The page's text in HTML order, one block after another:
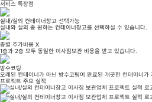
서비스 특장점
실내/실외 컨테이너창고 선택가능
실내와 실외 중 원하는 컨테이너창고를 선택하실 수 있습니다.
층별 추가비용 X
1층과 2층 모두 동일한 이사짐보관 비용을 받고 있습니다.
방수코팅
오래된 컨테이너가 아닌 방수코팅이 완료된 개끗한 컨테이너가
프로젝트 주요 실적